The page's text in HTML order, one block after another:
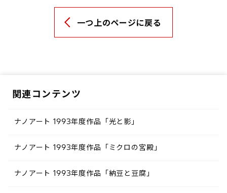
一つ上のページに戻る
関連コンテンツ
ナノアート 1993年度作品「光と影」
ナノアート 1993年度作品「ミクロの宮殿」
ナノアート 1993年度作品「納豆と豆腐」